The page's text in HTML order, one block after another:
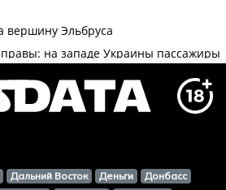
Дальний Восток Деньги
Донбасс